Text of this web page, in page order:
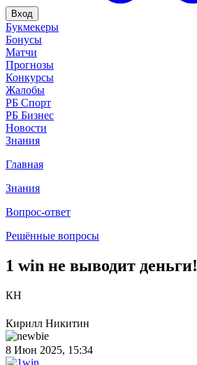
Вход
Букмекеры
Бонусы
Матчи
Прогнозы
Конкурсы
Жалобы
РБ Спорт
РБ Бизнес
Новости
Знания
Главная
Знания
Вопрос-ответ
Решённые вопросы
1 win не выводит деньги!
КН
Кирилл Никитин
8 Июн 2025, 15:34